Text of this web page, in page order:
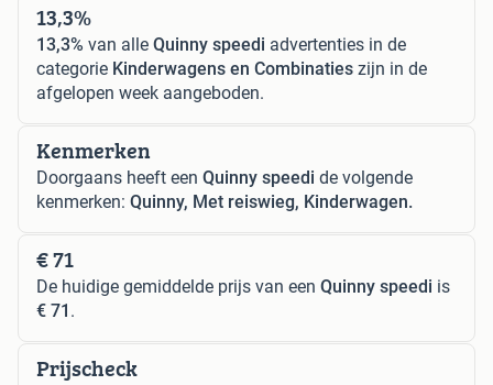
13,3%
13,3% van alle Quinny speedi advertenties in de
categorie Kinderwagens en Combinaties zijn in de
afgelopen week aangeboden.
Kenmerken
Doorgaans heeft een Quinny speedi de volgende
kenmerken: Quinny, Met reiswieg, Kinderwagen.
€ 71
De huidige gemiddelde prijs van een Quinny speedi is
€ 71 .
Prijscheck